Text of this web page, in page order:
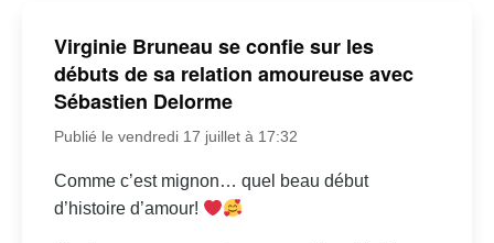
Virginie Bruneau se confie sur les
débuts de sa relation amoureuse avec
Sébastien Delorme
Publié le vendredi 17 juillet à 17:32
Comme c’est mignon… quel beau début
d’histoire d’amour!